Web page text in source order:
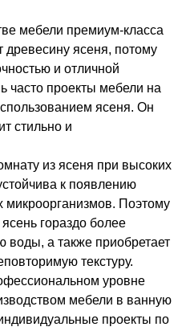
мебели премиум-класса
древесину ясеня, потому
и отличной
часто проекты мебели на
ясеня. Он
стильно и
из ясеня при высоких
к появлению
микроорганизмов. Поэтому
гораздо более
воды, а также приобретает
текстуру.
уровне
мебели в ванную
проекты по